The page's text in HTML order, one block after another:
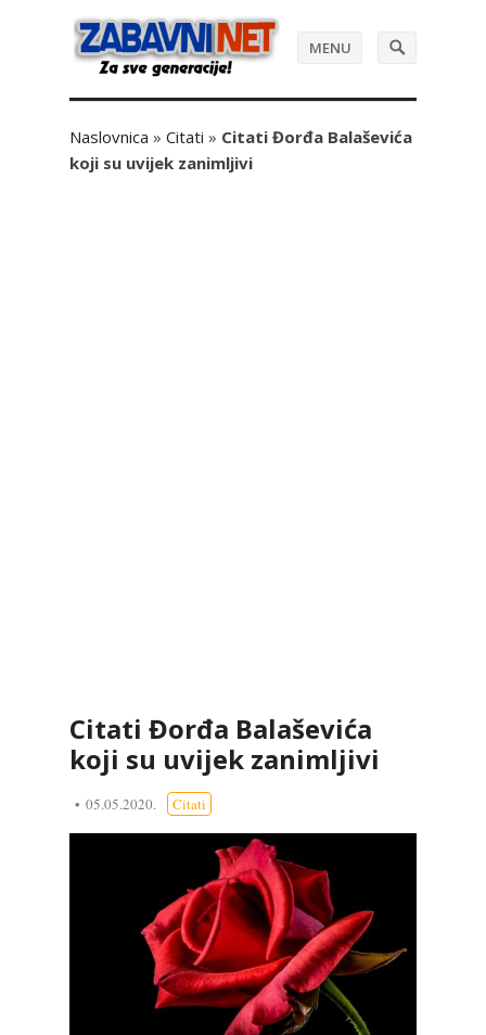
MENU
Naslovnica » Citati » Citati Đorđa Balaševića
koji su uvijek zanimljivi
Citati Đorđa Balaševića
koji su uvijek zanimljivi
05.05.2020. Citati